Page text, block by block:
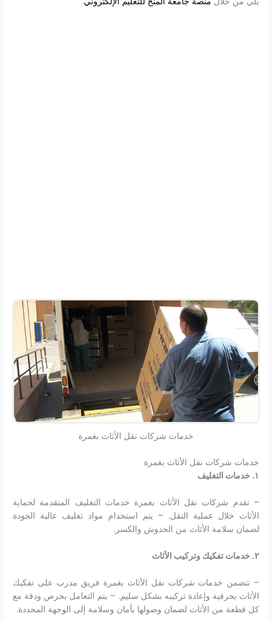
خدمات شركات نقل الأثاث بغمرة
خدمات شركات نقل الأثاث بغمرة
١. خدمات التغليف
– تقدم شركات نقل الأثاث بغمرة خدمات التغليف المتقدمة لحماية
الأثاث خلال عملية النقل. – يتم استخدام مواد تغليف عالية الجودة
لضمان سلامة الأثاث من الخدوش والكسر.
٢. خدمات تفكيك وتركيب الأثاث
– تتضمن خدمات شركات نقل الأثاث بغمرة فريق مدرب على تفكيك
الأثاث بحرفية وإعادة تركيبه بشكل سليم. – يتم التعامل بحرص ودقة مع
كل قطعة من الأثاث لضمان وصولها بأمان وسلامة إلى الوجهة المحددة.